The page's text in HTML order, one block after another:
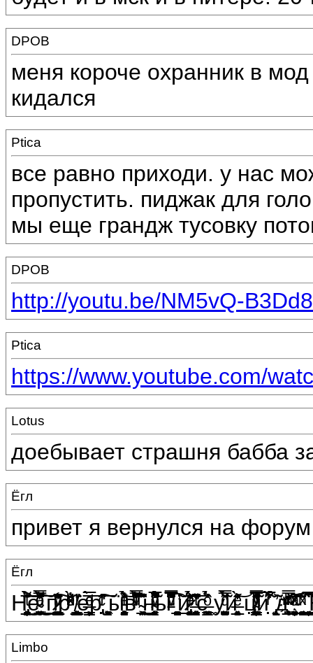
DPOB
меня короче охранник в
кидался
Ptica
все равно приходи. у нас
пропустить. пиджак для
мы еще грандж тусовку
DPOB
http://youtu.be/NM5vQ-B3Dd8
Ptica
https://www.youtube.com/
Lotus
доебывает страшня бабба
Ёгл
привет я вернулся на форум
Ёгл
Н̡͕̥̭̲̟̝̦͈̠͓̉ͭ̑͂̌͌̀͜͝͞е̴̩͔̟̠̥̼̟̯͓̪̓̈͂ͦ͒̿ͣ͗ͦ͌̀̚͟͜͞͠ ̙п̷͖̙̼̮̖̰̗̮̫̲̬̞̤͙̹͇͊̓̏̎ͮ͑ͪ͐̂ͩ̆͛̏̾͘͠ͅͅр̄ͤͯ͐ͪͧ̀ͪ͗͗ͯ̐ ̸̧͎̫̩͔̯̤̹̩̭͇̠̟̖̱̬͙̱̲͓͑͗ͥ͂͘е̶̖̖͇̙͎̳̦͇̳̅ͩͤ̀͞р̢̛̂ͥͨ͠͞ ͍̟̣̻͉̟͕͕̳͖̣̹͉ͅӹ̨̨̗͍̯̯͕̰̹̜̳͓̬̻͕́̽ͤ̉̐ͭͧ͝вͮ̿͊̀͌̆͗ͩͥ̔͆ ̴͈̙̤͖̯͎̽̑̇̏͆͜͟н̴̧̨̳̖͓̮̃͊ͮ͋ͨ̂̅͌́̚̚ͅы̵̅̌͂̅ͨ̍̋̑̍ͮ͆ͧ̿͡ ͏̛̯̞̝͚̳͍͚̟̖͟й̷̡͈̞̰̜̹̝̤̹̟͕͚ͨ̃ͤ̉ͤͭ̍̎͛́̈́̈́̔ ̶̆̏̋̏̓͆̍ͭ̒̋̌̆̓̽̔͞͏̧̛͙̤̳̟͓̣̠͔̣̗̯ͅс̶̝͇͉̪̖͓̭̻̞̠͑̉ͦ́͐̏ ̼у̛͚̝͓͍̫̪̭͕͎͚͉̿̌̃͒ͩ́̌͂̀и̶̲̗͍̤̝͍̘͍̱̻̜̞͈͔͕ͤ̓̋͗̓̄̀͝ͅͅ ц̸̴͚̼͈͉̺̦̮̣̖̞̻̜̫̙͓͇̩͇̪͌ͪ͑̿̃̎̓̌̅͊ͮ̎̈̌̂̂̓и̔̅̋ͬ͋͑̃̾̀͋ ̢̃̃͐͏̡̛͍͙̣̣̝̱͙̀ͅд̨ͯͫͬͪ̄̿͏͝҉͉̩̲͎̺̺̖̫̘͝ ͣ̃ͯ͆͡͏͔̦͎͎͕̼͍̙̖̹͉͍̥͚̹̻̕-͔͍̯͔̘̳͚̩̬̻ͯ͂̐ͪ͟͢
Limbo